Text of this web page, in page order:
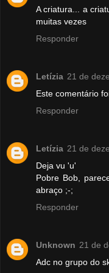
A criatura... a
muitas vezes
Responder
Letízia 21 de
Este comentário
Responder
Letízia 21 de
Deja vu 'u'
Pobre Bob,
abraço ;-;
Responder
Unknown 21 de
Adc no grupo do